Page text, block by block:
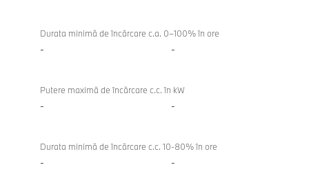
Durata minimă de încărcare c.a. 0–100% în ore
- -
Putere maximă de încărcare c.c. în kW
- -
Durata minimă de încărcare c.c. 10-80% în ore
- -